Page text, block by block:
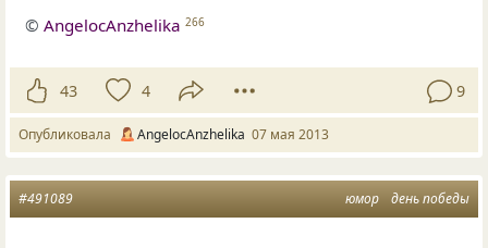
©AngelocAnzhelika 266
43 4 9
Опубликовала AngelocAnzhelika 07 мая 2013
юмор день победы
#491089